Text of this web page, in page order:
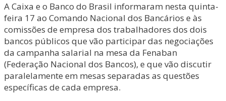
A Caixa e o Banco do Brasil informaram nesta quinta-
feira 17 ao Comando Nacional dos Bancários e às
comissões de empresa dos trabalhadores dos dois
bancos públicos que vão participar das negociações
da campanha salarial na mesa da Fenaban
(Federação Nacional dos Bancos), e que vão discutir
paralelamente em mesas separadas as questões
específicas de cada empresa.